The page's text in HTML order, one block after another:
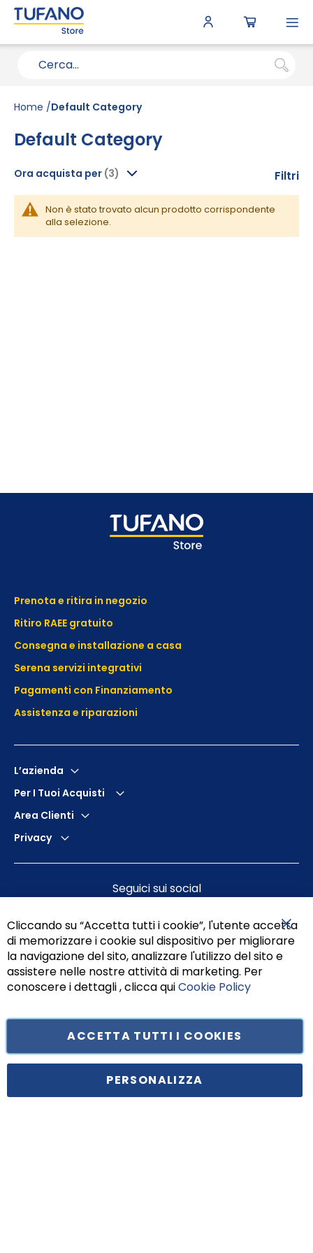
Home Default Category
Default Category
Non è stato trovato alcun prodotto corrispondente
alla selezione.
Filtri
Ora acquista per
Prenota e ritira in negozio
Ritiro RAEE gratuito
Consegna e installazione a casa
Serena servizi integrativi
Pagamenti con Finanziamento
Assistenza e riparazioni
L’azienda
Per I Tuoi Acquisti
Area Clienti
Privacy
Seguici sui social
Principe di Piemonte 199, cap. 80026 Casoria (NA) - C.F. 05834470634 -
Cliccando su “Accetta tutti i cookie”, l'utente accetta
di memorizzare i cookie sul dispositivo per migliorare
la navigazione del sito, analizzare l'utilizzo del sito e
assistere nelle nostre attività di marketing. Per
conoscere i dettagli , clicca quiCookie Policy
ACCETTA TUTTI I COOKIES
PERSONALIZZA